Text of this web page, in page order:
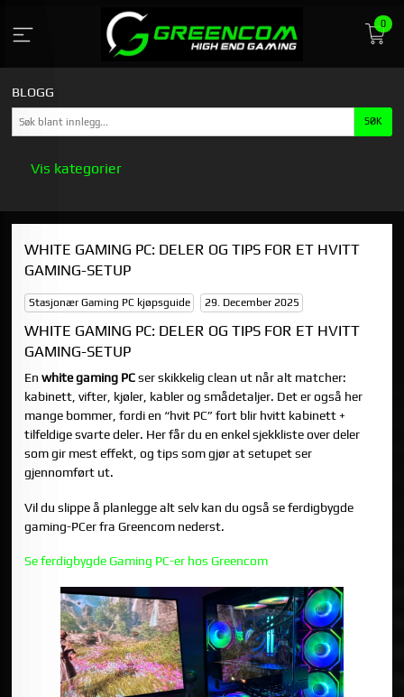
indhold
0
BLOGG
Vis kategorier
GREENCOM
WHITE GAMING PC: DELER OG TIPS FOR ET HVITT
GAMING-SETUP
Stasjonær Gaming PC kjøpsguide 29. December 2025
WHITE GAMING PC: DELER OG TIPS FOR ET HVITT
GAMING-SETUP
Enwhite gaming PCser skikkelig clean ut når alt matcher:
kabinett, vifter, kjøler, kabler og smådetaljer. Det er også her
mange bommer, fordi en “hvit PC” fort blir hvitt kabinett +
tilfeldige svarte deler. Her får du en enkel sjekkliste over deler
som gir mest effekt, og tips som gjør at setupet ser
gjennomført ut.
Vil du slippe å planlegge alt selv kan du også se ferdigbygde
gaming-PCer fra Greencom nederst.
Se ferdigbygde Gaming PC-er hos Greencom